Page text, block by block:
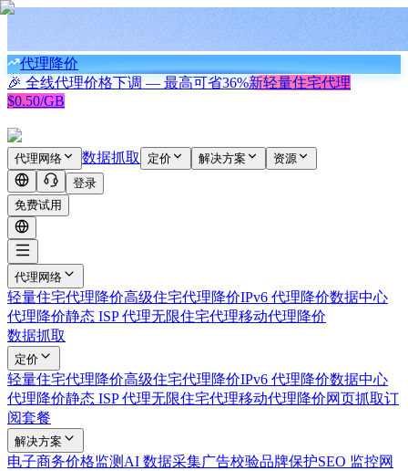
代理降价
🎉 全线代理价格下调 — 最高可省36%新轻量住宅代理
$0.50/GB
代理网络 数据抓取 定价 解决方案
资源
登录
免费试用
代理网络
轻量住宅代理降价高级住宅代理降价IPv6 代理降价数据中心
代理降价静态 ISP 代理无限住宅代理移动代理降价
数据抓取
定价
轻量住宅代理降价高级住宅代理降价IPv6 代理降价数据中心
代理降价静态 ISP 代理无限住宅代理移动代理降价网页抓取订
阅套餐
解决方案
电子商务价格监测 AI 数据采集广告校验品牌保护SEO 监控网